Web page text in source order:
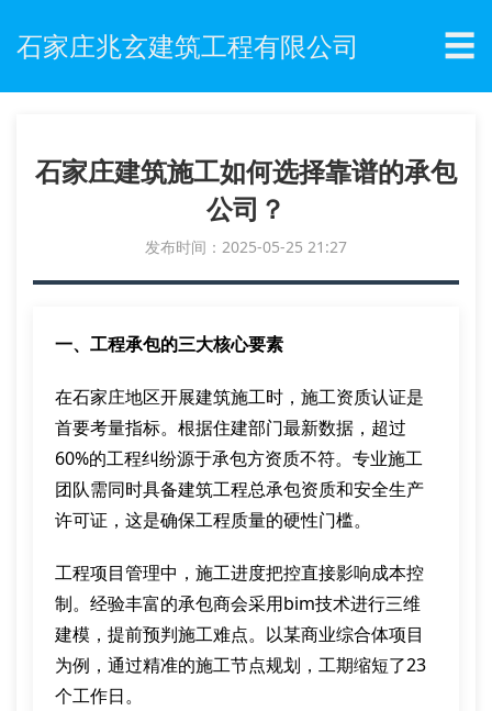
石家庄兆玄建筑工程有限公司 ☰
石家庄建筑施工如何选择靠谱的承包
公司？
发布时间：2025-05-25 21:27
一、工程承包的三大核心要素
在石家庄地区开展建筑施工时，施工资质认证是
首要考量指标。根据住建部门最新数据，超过
60%的工程纠纷源于承包方资质不符。专业施工
团队需同时具备建筑工程总承包资质和安全生产
许可证，这是确保工程质量的硬性门槛。
工程项目管理中，施工进度把控直接影响成本控
制。经验丰富的承包商会采用bim技术进行三维
建模，提前预判施工难点。以某商业综合体项目
为例，通过精准的施工节点规划，工期缩短了23
个工作日。